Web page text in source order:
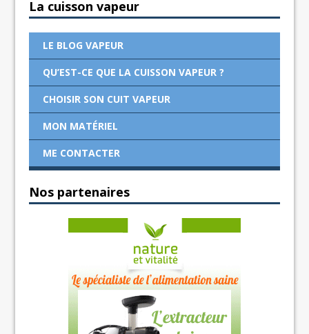
La cuisson vapeur
LE BLOG VAPEUR
QU’EST-CE QUE LA CUISSON VAPEUR ?
CHOISIR SON CUIT VAPEUR
MON MATÉRIEL
ME CONTACTER
Nos partenaires